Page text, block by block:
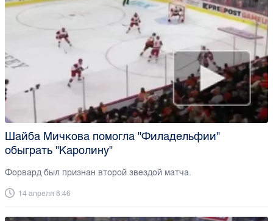
Шайба Мичкова помогла "Филадельфии"
обыграть "Каролину"
Форвард был признан второй звездой матча.
14 апреля 8:46